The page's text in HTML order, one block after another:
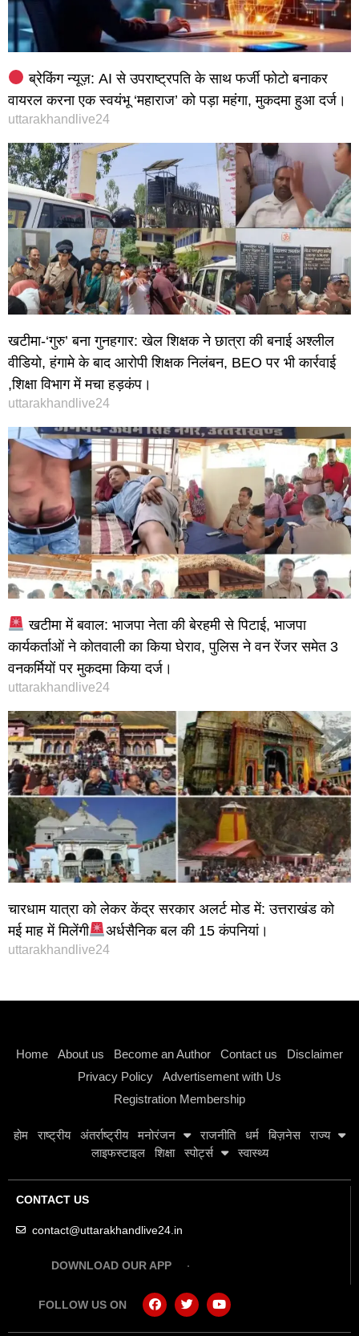
ब्रेकिंग न्यूज़: AI से उपराष्ट्रपति के साथ फर्जी फोटो बनाकर
वायरल करना एक स्वयंभू ‘महाराज’ को पड़ा महंगा, मुकदमा हुआ दर्ज।
uttarakhandlive24
खटीमा-‘गुरु’ बना गुनहगार: खेल शिक्षक ने छात्रा की बनाई अश्लील
वीडियो, हंगामे के बाद आरोपी शिक्षक निलंबन, BEO पर भी कार्रवाई
,शिक्षा विभाग में मचा हड़कंप।
uttarakhandlive24
खटीमा में बवाल: भाजपा नेता की बेरहमी से पिटाई, भाजपा
कार्यकर्ताओं ने कोतवाली का किया घेराव, पुलिस ने वन रेंजर समेत 3
वनकर्मियों पर मुकदमा किया दर्ज।
uttarakhandlive24
चारधाम यात्रा को लेकर केंद्र सरकार अलर्ट मोड में: उत्तराखंड को
मई माह में मिलेंगी
अर्धसैनिक बल की 15 कंपनियां।
uttarakhandlive24
Home About us Become an Author Contact us
Disclaimer
Privacy Policy
Advertisement with Us
Registration Membership
होम राष्ट्रीय अंतर्राष्ट्रीय मनोरंजन राजनीति धर्म बिज़नेस
राज्य
लाइफस्टाइल
शिक्षा स्पोर्ट्स स्वास्थ्य
CONTACT US
contact@uttarakhandlive24.in
DOWNLOAD OUR APP
FOLLOW US ON